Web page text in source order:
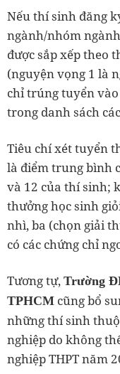
Nếu thí sinh đăng
ngành/nhóm
được sắp xếp theo
(nguyện vọng 1 là
chỉ trúng tuyển
trong danh sách
Tiêu chí xét tuyển
là điểm trung bình
và 12 của thí sinh;
thưởng học sinh
nhì, ba (chọn giải
có các chứng chỉ
Tương tự, Trường
TPHCM cũng bổ
những thí sinh
nghiệp do không
nghiệp THPT năm